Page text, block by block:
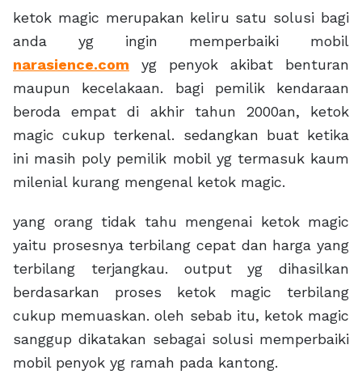
ketok magic merupakan keliru satu solusi bagi
anda yg ingin memperbaiki mobil
narasience.com yg penyok akibat benturan
maupun kecelakaan. bagi pemilik kendaraan
beroda empat di akhir tahun 2000an, ketok
magic cukup terkenal. sedangkan buat ketika
ini masih poly pemilik mobil yg termasuk kaum
milenial kurang mengenal ketok magic.
yang orang tidak tahu mengenai ketok magic
yaitu prosesnya terbilang cepat dan harga yang
terbilang terjangkau. output yg dihasilkan
berdasarkan proses ketok magic terbilang
cukup memuaskan. oleh sebab itu, ketok magic
sanggup dikatakan sebagai solusi memperbaiki
mobil penyok yg ramah pada kantong.